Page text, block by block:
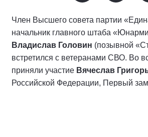
Член Высшего совета партии
начальник главного штаба
Владислав Головин (позывной
встретился с ветеранами СВО. Во
приняли участие Вячеслав
Российской Федерации, Первый